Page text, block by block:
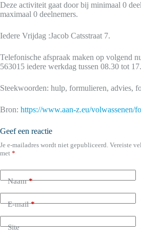
Deze activiteit gaat door bij minimaal 0
maximaal 0 deelnemers.
Iedere Vrijdag :Jacob Catsstraat 7.
Telefonische afspraak maken op volgend
563015 iedere werkdag tussen 08.30 tot
Steekwoorden: hulp, formulieren, advies,
Bron: https://www.aan-z.eu/volwassenen/
Geef een reactie
Je e-mailadres wordt niet gepubliceerd. Vereiste
met *
Naam*
E-mail*
Site